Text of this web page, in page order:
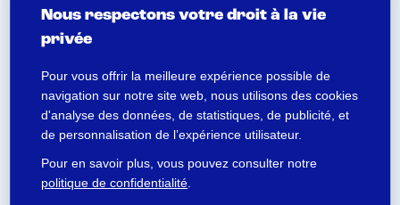
faisant, les actionnaires exercent leur
pouvoir de décision en votant lors de l’AG.
EN SAVOIR PLUS
Nous respectons votre droit à la vie
privée
Pour vous offrir la meilleure expérience possible de
navigation sur notre site web, nous utilisons des cookies
d'analyse des données, de statistiques, de publicité, et
de personnalisation de l’expérience utilisateur.
Pour en savoir plus, vous pouvez consulter notre
politique de confidentialité